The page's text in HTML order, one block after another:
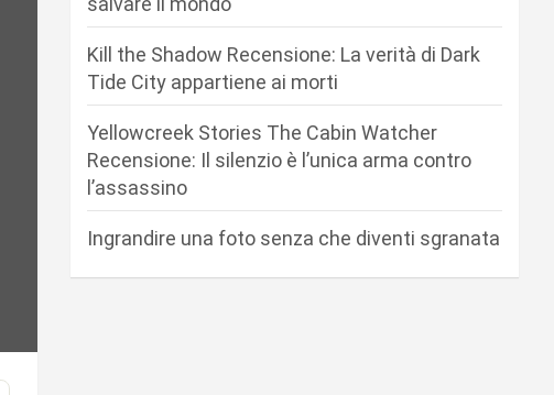
Kill the Shadow Recensione: La verità di Dark
Tide City appartiene ai morti
Yellowcreek Stories The Cabin Watcher
Recensione: Il silenzio è l’unica arma contro
l’assassino
Ingrandire una foto senza che diventi sgranata